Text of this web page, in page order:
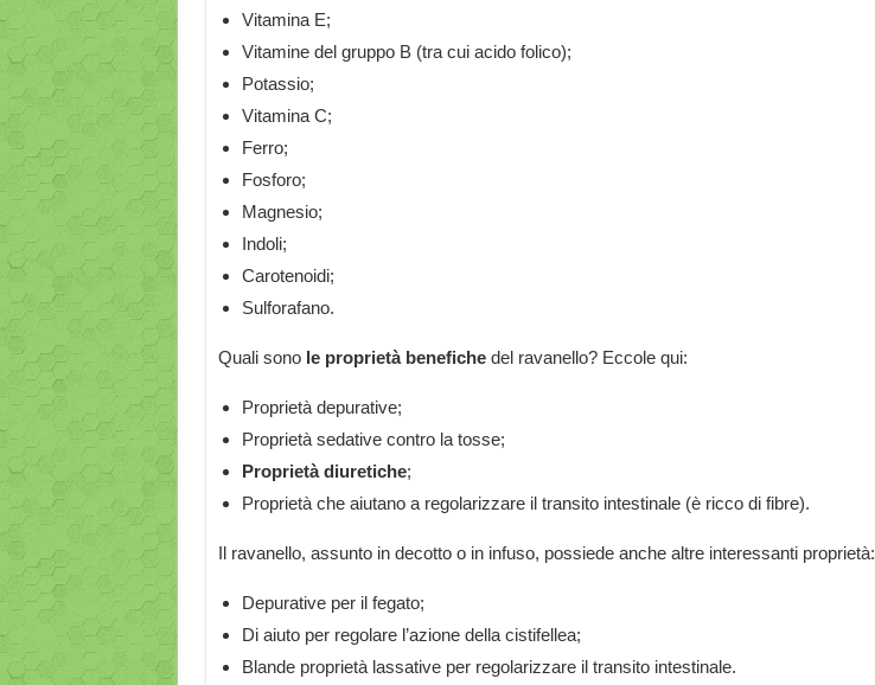
Vitamina E;
Vitamine del gruppo B (tra cui acido folico);
Potassio;
Vitamina C;
Ferro;
Fosforo;
Magnesio;
Indoli;
Carotenoidi;
Sulforafano.
Quali sono le proprietà benefichedel ravanello? Eccole qui:
Proprietà depurative;
Proprietà sedative contro la tosse;
Proprietà diuretiche;
Proprietà che aiutano a regolarizzare il transito intestinale (è ricco di fibre).
Il ravanello, assunto in decotto o in infuso, possiede anche altre interessanti proprietà:
Depurative per il fegato;
Di aiuto per regolare l’azione della cistifellea;
Blande proprietà lassative per regolarizzare il transito intestinale.